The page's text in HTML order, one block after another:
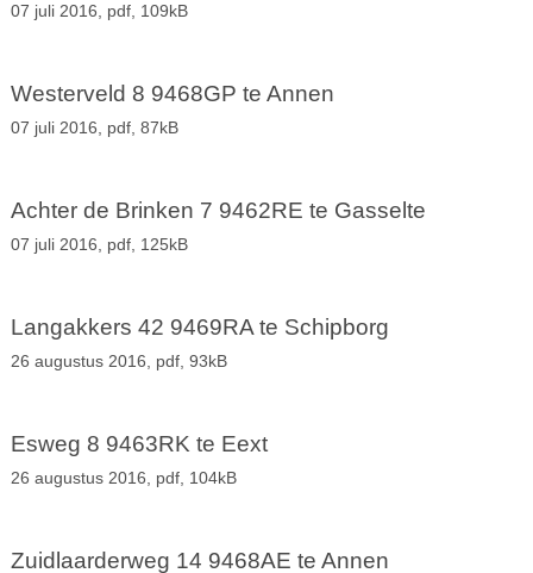
07 juli 2016, pdf, 109kB
Westerveld 8 9468GP te Annen
07 juli 2016, pdf, 87kB
Achter de Brinken 7 9462RE te Gasselte
07 juli 2016, pdf, 125kB
Langakkers 42 9469RA te Schipborg
26 augustus 2016, pdf, 93kB
Esweg 8 9463RK te Eext
26 augustus 2016, pdf, 104kB
Zuidlaarderweg 14 9468AE te Annen